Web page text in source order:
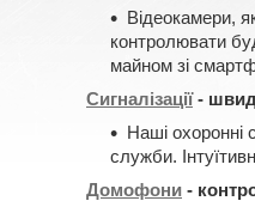
Відеокамери,
контролювати
майном зі
Сигналізації-
Наші охоронні
служби.
Домофони -